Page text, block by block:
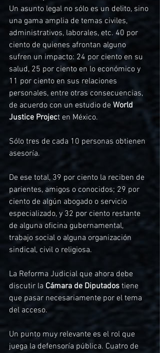
Un asunto legal no sólo es un delito, sino
una gama amplia de temas civiles,
administrativos, laborales, etc. 40 por
ciento de quienes afrontan alguno
sufren un impacto: 24 por ciento en su
salud, 25 por ciento en lo económico y
11 por ciento en sus relaciones
personales, entre otras consecuencias,
de acuerdo con un estudio de World
Justice Project en México.
Sólo tres de cada 10 personas obtienen
asesoría.
De ese total, 39 por ciento la reciben de
parientes, amigos o conocidos; 29 por
ciento de algún abogado o servicio
especializado, y 32 por ciento restante
de alguna oficina gubernamental,
trabajo social o alguna organización
sindical, civil o religiosa.
La Reforma Judicial que ahora debe
discutir la Cámara de Diputados tiene
que pasar necesariamente por el tema
del acceso.
Un punto muy relevante es el rol que
juega la defensoría pública. Cuatro de